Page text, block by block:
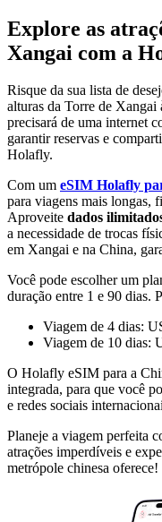
Explore as
Xangai com a
Risque da sua lista de
alturas da Torre de Xangai
precisará de uma internet
garantir reservas e
Holafly.
Com um eSIM Holafly
para viagens mais longas,
Aproveite dados
a necessidade de trocas
em Xangai e na China,
Você pode escolher um
duração entre 1 e 90 dias.
Viagem de 4 dias:
Viagem de 10 dias:
O Holafly eSIM para a
integrada, para que você
e redes sociais
Planeje a viagem perfeita
atrações imperdíveis e
metrópole chinesa oferece!